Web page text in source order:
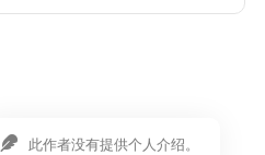
此作者没有提供个人介绍。